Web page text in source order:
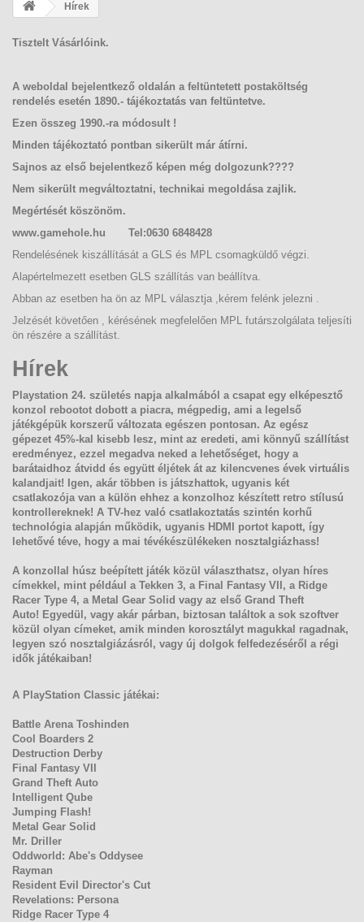
Hírek
Tisztelt Vásárlóink.
A weboldal bejelentkező oldalán a feltüntetett postaköltség
rendelés esetén 1890.- tájékoztatás van feltüntetve.
Ezen összeg 1990.-ra módosult !
Minden tájékoztató pontban sikerült már átírni.
Sajnos az első bejelentkező képen még dolgozunk????
Nem sikerült megváltoztatni, technikai megoldása zajlik.
Megértését köszönöm.
www.gamehole.hu
Tel:0630 6848428
Rendelésének kiszállítását a GLS és MPL csomagküldő végzi.
Alapértelmezett esetben GLS szállítás van beállítva.
Abban az esetben ha ön az MPL választja ,kérem felénk jelezni .
Jelzését követően , kérésének megfelelően MPL futárszolgálata teljesíti
ön részére a szállítást.
Hírek
Playstation 24. születés napja alkalmából a csapat egy elképesztő
konzol rebootot dobott a piacra, mégpedig, ami a legelső
játékgépük korszerű változata egészen pontosan. Az egész
gépezet 45%-kal kisebb lesz, mint az eredeti, ami könnyű szállítást
eredményez, ezzel megadva neked a lehetőséget, hogy a
barátaidhoz átvidd és együtt éljétek át az kilencvenes évek virtuális
kalandjait! Igen, akár többen is játszhattok, ugyanis két
csatlakozója van a külön ehhez a konzolhoz készített retro stílusú
kontrollereknek! A TV-hez való csatlakoztatás szintén korhű
technológia alapján működik, ugyanis HDMI portot kapott, így
lehetővé téve, hogy a mai tévékészülékeken nosztalgiázhass!
A konzollal húsz beépített játék közül választhatsz, olyan híres
címekkel, mint például a Tekken 3, a Final Fantasy VII, a Ridge
Racer Type 4, a Metal Gear Solid vagy az első Grand Theft
Auto! Egyedül, vagy akár párban, biztosan találtok a sok szoftver
közül olyan címeket, amik minden korosztályt magukkal ragadnak,
legyen szó nosztalgiázásról, vagy új dolgok felfedezéséről a régi
idők játékaiban!
A PlayStation Classic játékai:
Battle Arena Toshinden
Cool Boarders 2
Destruction Derby
Final Fantasy VII
Grand Theft Auto
Intelligent Qube
Jumping Flash!
Metal Gear Solid
Mr. Driller
Oddworld: Abe's Oddysee
Rayman
Resident Evil Director's Cut
Revelations: Persona
Ridge Racer Type 4